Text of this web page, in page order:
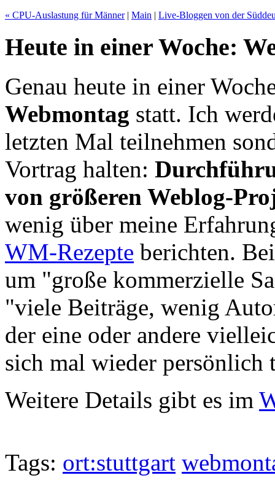
« CPU-Auslastung für Männer| Main | Live-Bloggen von der
Heute in einer Woche:
Genau heute in einer
Webmontag statt. Ich
letzten Mal teilnehmen
Vortrag halten:
von größeren Weblog-
wenig über meine
WM-Rezepte berichten.
um "große kommerzielle
"viele Beiträge, wenig
der eine oder andere
sich mal wieder
Weitere Details gibt es im
Tags: ort:stuttgart